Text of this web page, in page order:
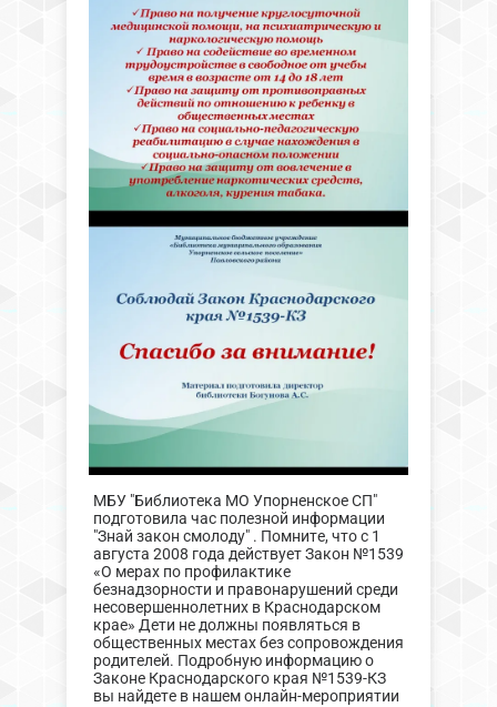
МБУ "Библиотека МО Упорненское СП"
подготовила час полезной информации
"Знай закон смолоду" . Помните, что с 1
августа 2008 года действует Закон №1539
«О мерах по профилактике
безнадзорности и правонарушений среди
несовершеннолетних в Краснодарском
крае» Дети не должны появляться в
общественных местах без сопровождения
родителей. Подробную информацию о
Законе Краснодарского края №1539-КЗ
вы найдете в нашем онлайн-мероприятии